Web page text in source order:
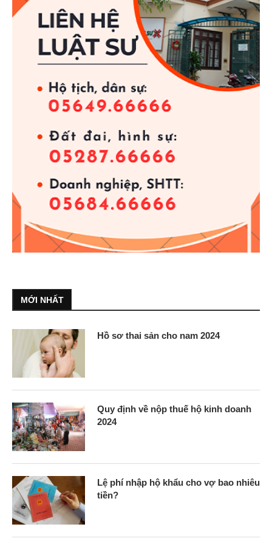
MỚI NHẤT
Hồ sơ thai sản cho nam 2024
Quy định về nộp thuế hộ kinh doanh
2024
Lệ phí nhập hộ khẩu cho vợ bao nhiêu
tiền?